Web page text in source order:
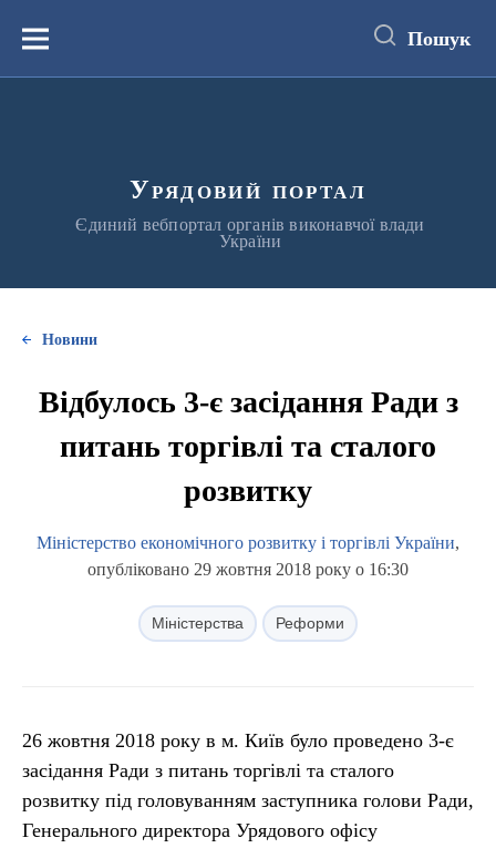
вмістуМеню Пошук
Урядовий портал
Єдиний вебпортал органів виконавчої влади
України
Новини
Відбулось 3-є засідання Ради з
питань торгівлі та сталого
розвитку
Міністерство економічного розвитку і торгівлі України,
опубліковано 29 жовтня 2018 року о 16:30
Міністерства Реформи
26 жовтня 2018 року в м. Київ було проведено 3-є
засідання Ради з питань торгівлі та сталого
розвитку під головуванням заступника голови Ради,
Генерального директора Урядового офісу